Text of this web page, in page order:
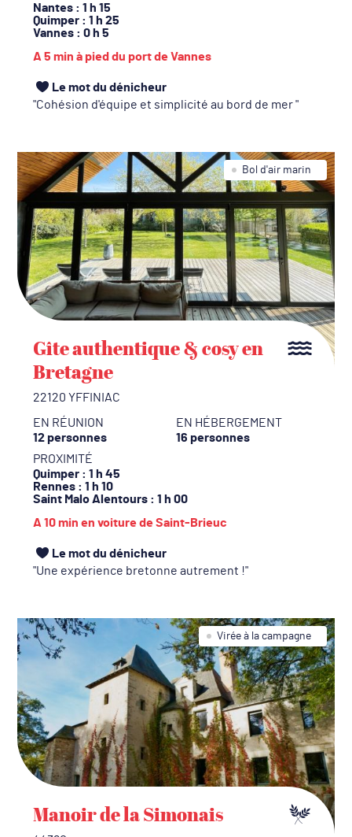
Nantes : 1 h 15
Quimper : 1 h 25
Vannes : 0 h 5
A 5 min à pied du port de Vannes
Le mot du dénicheur
Cohésion d'équipe et simplicité au bord de mer
Bol d'air marin
Gîte authentique & cosy en
Bretagne
22120 YFFINIAC
EN RÉUNION
12 personnes
EN HÉBERGEMENT
16 personnes
PROXIMITÉ
Quimper : 1 h 45
Rennes : 1 h 10
Saint Malo Alentours : 1 h 00
A 10 min en voiture de Saint-Brieuc
Le mot du dénicheur
Une expérience bretonne autrement !
Virée à la campagne
Manoir de la Simonais